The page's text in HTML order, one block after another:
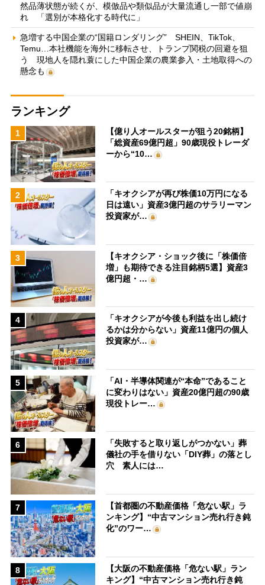
然品薄状態が続くが、模倣品や類似品が大量流通し一部で値崩
れ 「選別が本格化する時代に」
急増する中国企業の“国籍ロンダリング” SHEIN、TikTok、
Temu…本社機能を海外に移転させ、トランプ関税の回避を狙
う 現地人を隠れ蓑にした中国企業の農業参入・土地取得への
懸念も
ランキング
1
【億り人オールスターが狙う20銘柄】
「総資産69億円超」90歳現役トレーダ
ーから“10…
2
「キオクシアが再び株価10万円になる
日は遠い」資産3億円超のサラリーマン
投資家が…
3
【キオクシア・ショック後に「株価倍
増」も期待できる注目銘柄5選】資産3
億円超・…
4
「キオクシアが今後も利益を出し続け
るかは分からない」資産11億円の個人
投資家が…
5
「AI・半導体関連が“本命”であること
に変わりはない」資産20億円超の90歳
現役トレー…
6
「失敗すると取り返しがつかない」葬
儀社の手を借りない「DIY葬」の落とし
穴 素人には…
7
【首都圏の不動産価格「危ない駅」ラ
ンキング】“中古マンション売れ行き鈍
化”のワー…
8
【大阪の不動産価格「危ない駅」ラン
キング】“中古マンション売れ行き鈍